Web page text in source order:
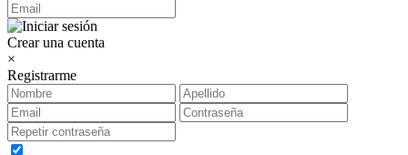
Crear una cuenta
×
Registrarme